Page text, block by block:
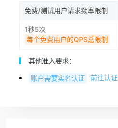
免费/测试用户请求频率限制
1秒5次
每个免费用户的QPS总限制
其他准入要求：
账户需要实名认证 前往认证